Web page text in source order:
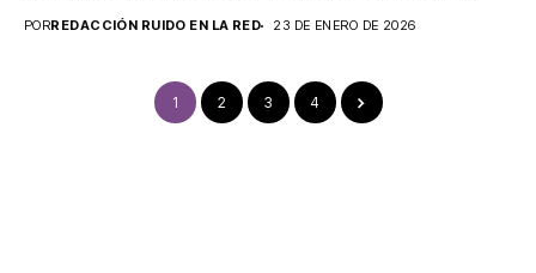
blindadas destinadas...
PORREDACCIÓN RUIDO EN LA RED 23 DE ENERO DE 2026
1 2 3 4